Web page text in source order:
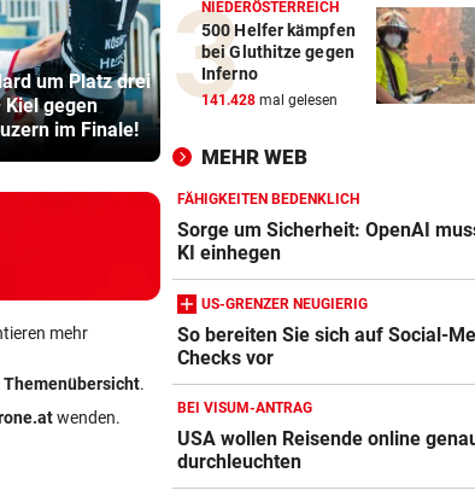
um Platz drei
Kiel gegen
im Finale!
Urlauber-Kolonne
rollt: Stau und
Ruck-
war halt
mehr
Themenübersicht.
wenden.
60 Alarme zu Waldbränden
einer Woche
NAMEN VERWECHSELT vor
Embryo eingesetzt
DREIMAL SO VIELE KÜHE
Dürre bringt jetzt auch
Schlachthöfe ans Limit
STATT SCHACHGENIE vor
András Baka soll neuer
Ungarns werden
NIEDERÖSTERREICH
500 Helfer kämpfen
bei Gluthitze gegen
Inferno
141.428 mal gelesen
MEHR WEB
FÄHIGKEITEN BEDENKLICH
Sorge um Sicherheit: OpenAI
KI einhegen
US-GRENZER NEUGIERIG
So bereiten Sie sich auf Social-
Checks vor
BEI VISUM-ANTRAG
USA wollen Reisende online
durchleuchten
Amazon-Kindle Vergleich
ZUM VERGLEICH
Apple-iPad Vergleich